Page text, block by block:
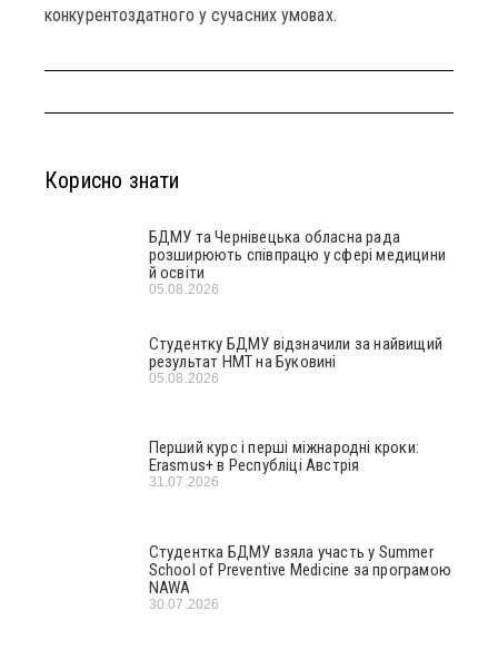
конкурентоздатного у сучасних умовах.
Корисно знати
БДМУ та Чернівецька обласна рада
розширюють співпрацю у сфері медицини
й освіти
05.08.2026
Студентку БДМУ відзначили за найвищий
результат НМТ на Буковині
05.08.2026
Перший курс і перші міжнародні кроки:
Erasmus+ в Республіці Австрія
31.07.2026
Студентка БДМУ взяла участь у Summer
School of Preventive Medicine за програмою
NAWA
30.07.2026